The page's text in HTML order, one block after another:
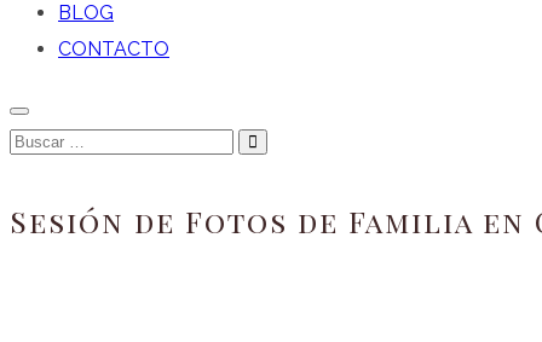
BLOG
CONTACTO
Buscar
Sesión de Fotos de Familia